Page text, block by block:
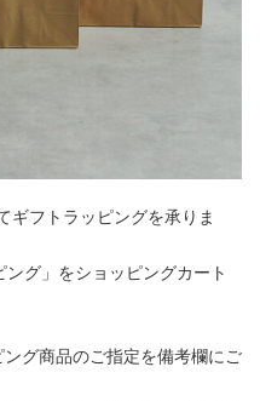
ギフトラッピングを承りま
グ」をショッピングカート
グ商品のご指定を備考欄にご